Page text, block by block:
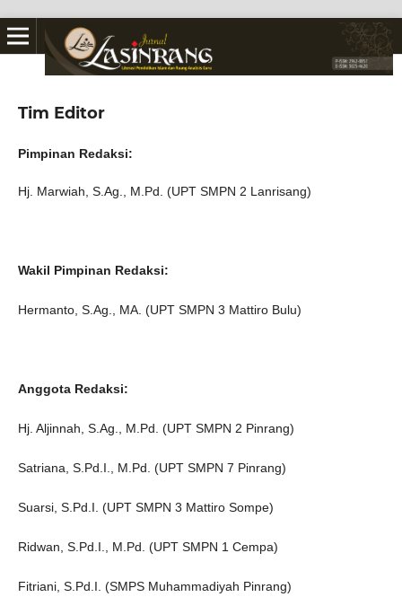
Tim Editor
Pimpinan Redaksi:
Hj. Marwiah, S.Ag., M.Pd. (UPT SMPN 2 Lanrisang)
Wakil Pimpinan Redaksi:
Hermanto, S.Ag., MA. (UPT SMPN 3 Mattiro Bulu)
Anggota Redaksi:
Hj. Aljinnah, S.Ag., M.Pd. (UPT SMPN 2 Pinrang)
Satriana, S.Pd.I., M.Pd. (UPT SMPN 7 Pinrang)
Suarsi, S.Pd.I. (UPT SMPN 3 Mattiro Sompe)
Ridwan, S.Pd.I., M.Pd. (UPT SMPN 1 Cempa)
Fitriani, S.Pd.I. (SMPS Muhammadiyah Pinrang)